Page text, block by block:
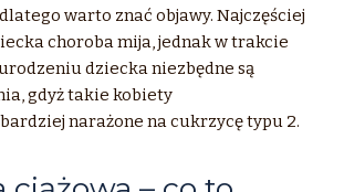
warto znać objawy. Najczęściej
choroba mija, jednak w trakcie
dziecka niezbędne są
gdyż takie kobiety
bardziej narażone na cukrzycę typu 2.